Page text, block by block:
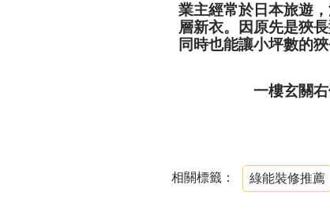
業主經常於日本旅遊
層新衣。因原先是狹
同時也能讓小坪數的
一樓玄關
相關標籤： 綠能裝修推薦